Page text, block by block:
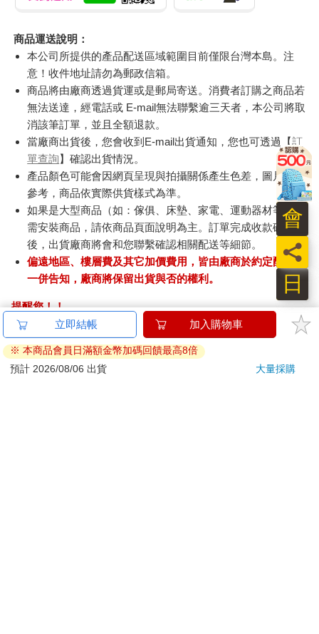
商品運送說明：
本公司所提供的產品配送區域範圍目前僅限台灣本島。注
意！收件地址請勿為郵政信箱。
商品將由廠商透過貨運或是郵局寄送。消費者訂購之商品若
無法送達，經電話或 E-mail無法聯繫逾三天者，本公司將取
消該筆訂單，並且全額退款。
當廠商出貨後，您會收到E-mail出貨通知，您也可透過【訂
單查詢】確認出貨情況。
產品顏色可能會因網頁呈現與拍攝關係產生色差，圖片僅供
參考，商品依實際供貨樣式為準。
如果是大型商品（如：傢俱、床墊、家電、運動器材等）及
需安裝商品，請依商品頁面說明為主。訂單完成收款確認
後，出貨廠商將會和您聯繫確認相關配送等細節。
偏遠地區、樓層費及其它加價費用，皆由廠商於約定配送時
一併告知，廠商將保留出貨與否的權利。
提醒您！！
金石堂及銀行均不會請您操作ATM! 如接獲電話要求您前往
ATM提款機，請不要聽從指示，以免受騙上當！
退換貨須知：
立即結帳 加入購物車
※ 本商品會員日滿額金幣加碼回饋最高8倍
預計 2026/08/06 出貨
大量採購
日
員
會